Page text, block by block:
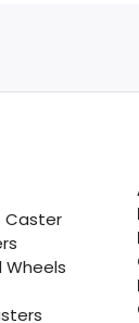
Caster